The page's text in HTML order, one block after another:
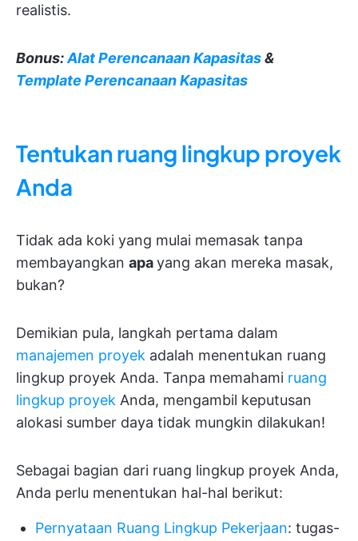
realistis.
Bonus:Alat Perencanaan Kapasitas&
Template Perencanaan Kapasitas
Tentukan ruang lingkup proyek
Anda
Tidak ada koki yang mulai memasak tanpa
membayangkan apayang akan mereka masak,
bukan?
Demikian pula, langkah pertama dalam
manajemen proyek adalah menentukan ruang
lingkup proyek Anda. Tanpa memahami ruang
lingkup proyek Anda, mengambil keputusan
alokasi sumber daya tidak mungkin dilakukan!
Sebagai bagian dari ruang lingkup proyek Anda,
Anda perlu menentukan hal-hal berikut:
Pernyataan Ruang Lingkup Pekerjaan: tugas-